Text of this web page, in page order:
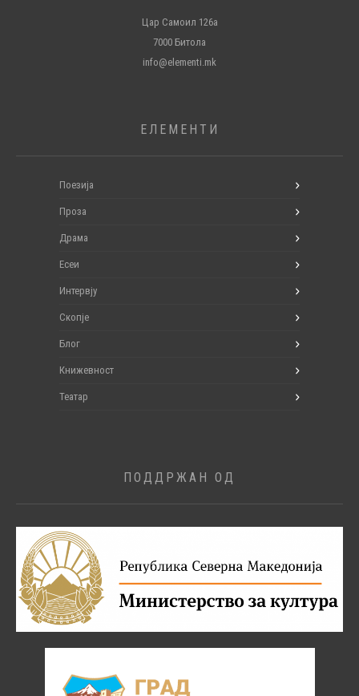
Цар Самоил 126а
7000 Битола
info@elementi.mk
ЕЛЕМЕНТИ
Поезија
Проза
Драма
Есеи
Интервју
Скопје
Блог
Книжевност
Театар
ПОДДРЖАН ОД